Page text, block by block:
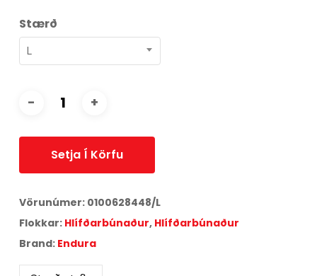
Stærð
Setja Í Körfu
Vörunúmer: 0100628448/L
Flokkar: Hlífðarbúnaður, Hlífðarbúnaður
Brand: Endura